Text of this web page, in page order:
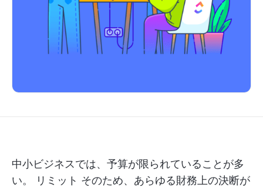
中小ビジネスでは、予算が限られていることが多
い。
リミット そのため、あらゆる財務上の決断が